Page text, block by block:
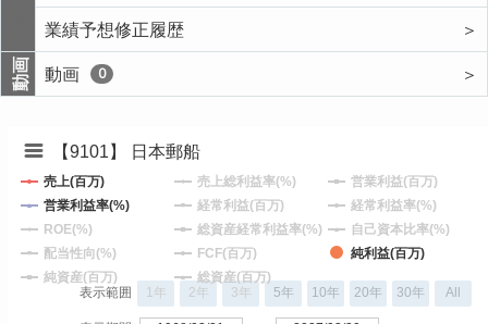
業績予想修正履歴
＞
動画 動画 0 ＞
【9101】 日本郵船
表示範囲 1年 2年 3年 5年 10年 20年 30年 All
売上(百万) 売上総利益率(%)
営業利益(百万)
営業利益率(%)
経常利益(百万)
経常利益率(%)
ROE(%)
総資産経常利益率(%)
自己資本比率(%)
配当性向(%)
FCF(百万)
純利益(百万)
純資産(百万)
総資産(百万)